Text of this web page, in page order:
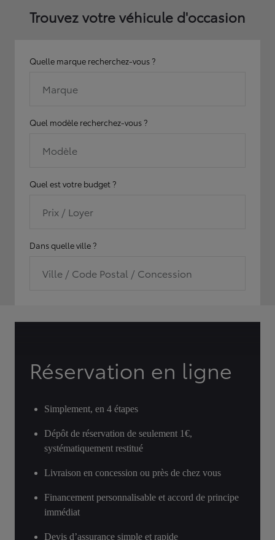
Trouvez votre véhicule d'occasion
Quelle marque recherchez-vous ?
Marque
Quel modèle recherchez-vous ?
Modèle
Quel est votre budget ?
Prix / Loyer
Dans quelle ville ?
Ville / Code Postal / Concession
Réservation en ligne
Simplement, en 4 étapes
Dépôt de réservation de seulement 1€,
systématiquement restitué
Livraison en concession ou près de chez vous
Financement personnalisable et accord de principe
immédiat
Devis d’assurance simple et rapide